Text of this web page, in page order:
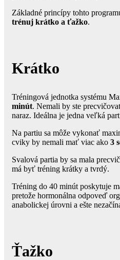
Základné princípy tohto
trénuj krátko a ťažko.
Krátko
Tréningová jednotka systému
minút. Nemali by ste
naraz. Ideálna je jedna veľká
Na partiu sa môže vykonať
cviky by nemali mať viac ako 3
Svalová partia by sa mala
má byť tréning krátky a tvrdý.
Tréning do 40 minút poskytuje
pretože hormonálna odpoveď
anabolickej úrovni a ešte
Ťažko